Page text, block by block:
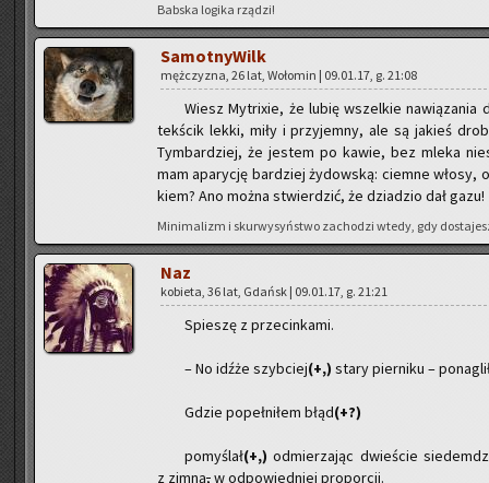
Bab­ska lo­gi­ka rzą­dzi!
Sa­mot­ny­Wilk
męż­czy­zna, 26 lat, Wo­ło­min | 09.01.17, g. 21:08
Wiesz My­tri­xie, że lubię wszel­kie
tek­ścik lekki, miły i przy­jem­ny, ale są ja­kieś
Tym­bar­dziej, że je­stem po kawie, bez mleka
mam apa­ry­cję bar­dziej ży­dow­ską: ciem­ne włosy,
kiem? Ano można stwier­dzić, że dzia­dzio dał gazu!
Mi­ni­ma­lizm i skur­wy­syń­stwo za­cho­dzi wtedy, gdy
Naz
ko­bie­ta, 36 lat, Gdańsk | 09.01.17, g. 21:21
Spie­szę z prze­cin­ka­mi.
– No idźże szyb­ciej(+,) stary pier­ni­ku –
Gdzie po­peł­ni­łem błąd(+?)
po­my­ślał(+,) od­mie­rza­jąc dwie­ście
z zimną,w od­po­wied­niej pro­por­cji.